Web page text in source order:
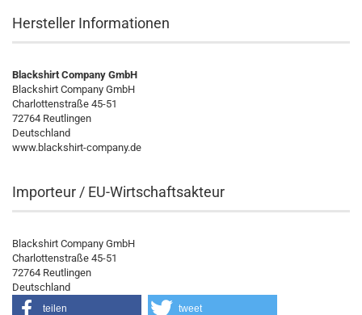
Hersteller Informationen
Blackshirt Company GmbH
Blackshirt Company GmbH
Charlottenstraße 45-51
72764 Reutlingen
Deutschland
www.blackshirt-company.de
Importeur / EU-Wirtschaftsakteur
Blackshirt Company GmbH
Charlottenstraße 45-51
72764 Reutlingen
Deutschland
teilen tweet